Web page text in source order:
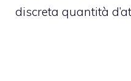
discreta quantità